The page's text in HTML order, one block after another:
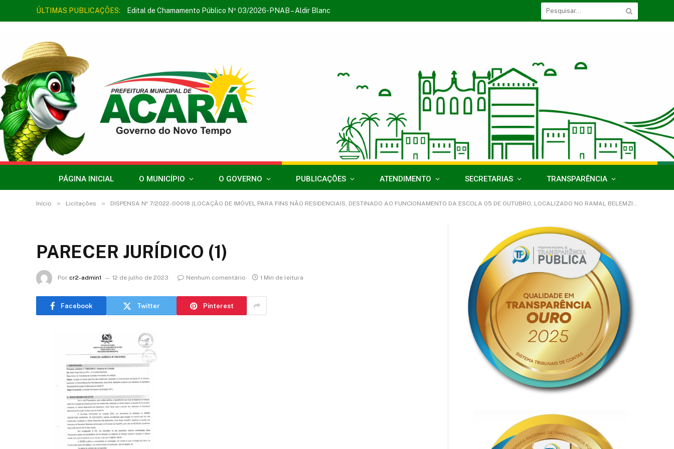
ÚLTIMAS PUBLICAÇÕES: Edital de Chamamento Público Nº 03/2026-PNAB – Aldir Blanc
PÁGINA INICIAL O MUNICÍPIO O GOVERNO PUBLICAÇÕES ATENDIMENTO SECRETARIAS TRANSPARÊNCIA
Início » Licitações » DISPENSA Nº 7/2022-00018 (LOCAÇÃO DE IMÓVEL PARA FINS NÃO RESIDENCIAIS, DESTINADO AO FUNCIONAMENTO DA ESCOLA 05 DE OUTUBRO, LOCALIZADO NO RAMAL BELEMZINHO-VILA BELEMZINHO, ZONA RURAL, DESTINADO A ATENDER OS INTERESSES DA SECRETARIA MUNICIPAL DE EDUCAÇÃO DO MUNICÍPIO DE ACARÁ/PA)
PARECER JURÍDICO (1)
Por cr2-admin1 12 de julho de 2023 Nenhum comentário 1 Min de leitura
Facebook Twitter Pinterest